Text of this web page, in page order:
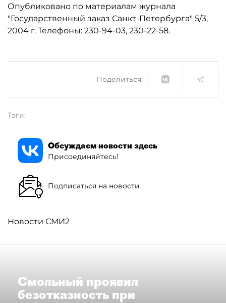
Поделиться:
Тэги:
Обсуждаем новости здесь
Присоединяйтесь!
Подписаться на новости
Новости СМИ2
Смольный проявил
безотказность при